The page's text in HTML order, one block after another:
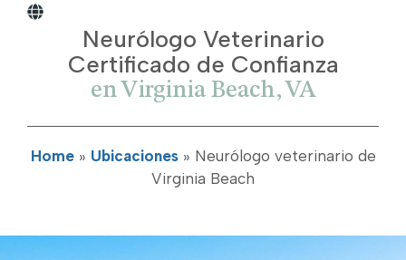
Neurólogo Veterinario
Certificado de Confianza
en Virginia Beach, VA
Home» Ubicaciones » Neurólogo veterinario de
Virginia Beach